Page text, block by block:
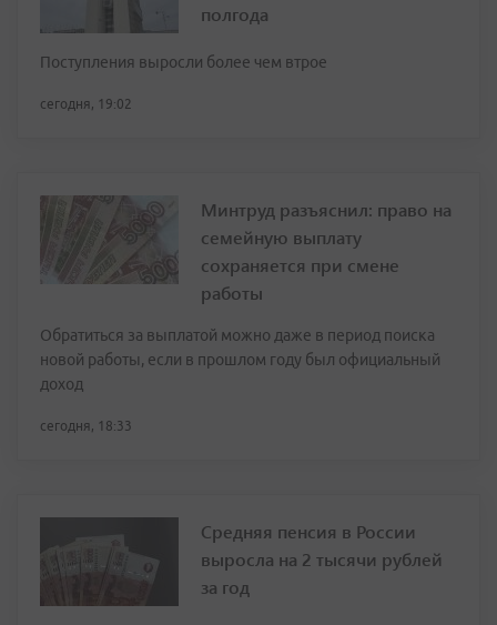
полгода
Поступления выросли более чем втрое
сегодня, 19:02
Минтруд разъяснил: право на
семейную выплату
сохраняется при смене
работы
Обратиться за выплатой можно даже в период поиска
новой работы, если в прошлом году был официальный
доход
сегодня, 18:33
Средняя пенсия в России
выросла на 2 тысячи рублей
за год